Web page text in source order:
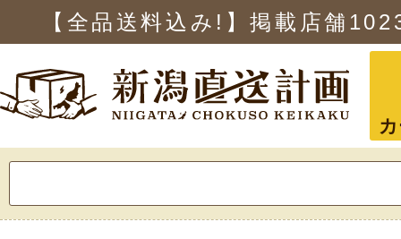
【全品送料込み!】掲載店舗
索: